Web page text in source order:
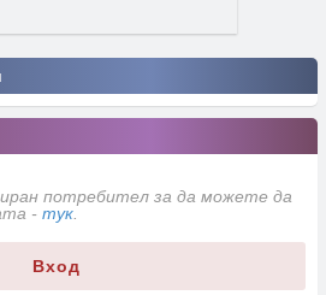
потребител за да можете да
- тук.
Вход